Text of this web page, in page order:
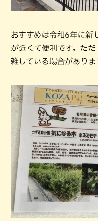
おすすめは令和6年に新
が近くて便利です。た
雑している場合がありま